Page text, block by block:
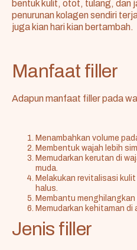
bentuk kulit, otot, tulang, dan
penurunan kolagen sendiri
juga kian hari kian bertambah.
Manfaat filler
Adapun manfaat filler pada
Menambahkan volume
Membentuk wajah lebih
Memudarkan kerutan di
muda
Melakukan revitalisasi
halus.
Membantu menghilangkan
Memudarkan kehitaman di
Jenis filler